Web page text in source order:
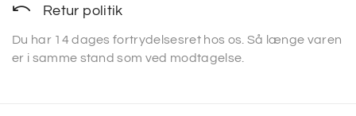
Retur politik
Du har 14 dages fortrydelsesret hos os. Så længe varen
er i samme stand som ved modtagelse.